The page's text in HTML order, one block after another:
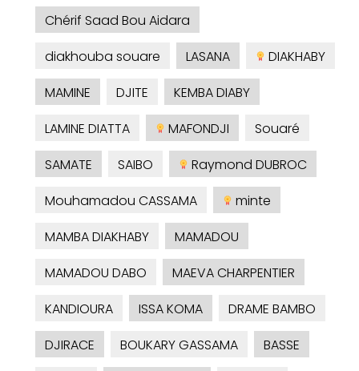
Chérif Saad Bou Aidara
diakhouba souare
LASANA
DIAKHABY
MAMINE
DJITE
KEMBA DIABY
LAMINE DIATTA
MAFONDJI
Souaré
SAMATE
SAIBO
Raymond DUBROC
Mouhamadou CASSAMA
minte
MAMBA DIAKHABY
MAMADOU
MAMADOU DABO
MAEVA CHARPENTIER
KANDIOURA
ISSA KOMA
DRAME BAMBO
DJIRACE
BOUKARY GASSAMA
BASSE